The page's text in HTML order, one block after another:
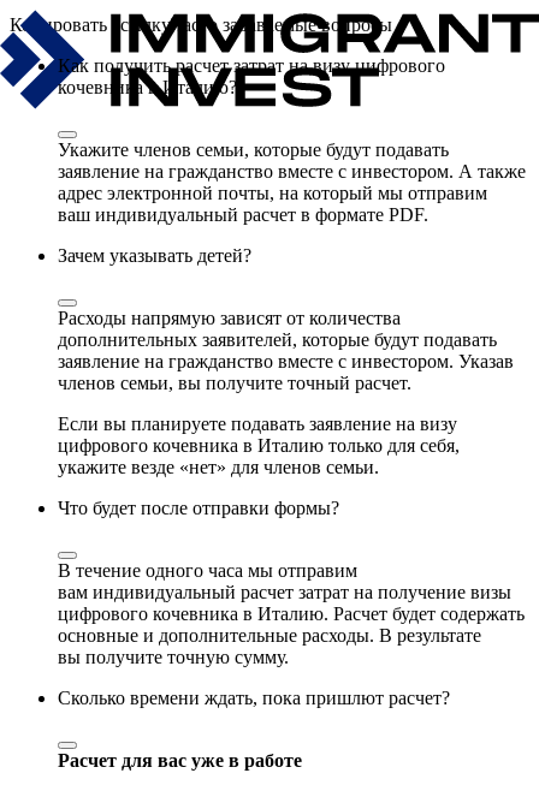
Часто задаваемые вопросы
Как получить расчет затрат на визу цифрового
кочевника в Италию?
Укажите членов семьи, которые будут подавать
заявление на гражданство вместе с инвестором. А также
адрес электронной почты, на который мы отправим
ваш индивидуальный расчет в формате PDF.
Зачем указывать детей?
Расходы напрямую зависят от количества
дополнительных заявителей, которые будут подавать
заявление на гражданство вместе с инвестором. Указав
членов семьи, вы получите точный расчет.
Если вы планируете подавать заявление на визу
цифрового кочевника в Италию только для себя,
укажите везде «нет» для членов семьи.
Что будет после отправки формы?
В течение одного часа мы отправим
вам индивидуальный расчет затрат на получение визы
цифрового кочевника в Италию. Расчет будет содержать
основные и дополнительные расходы. В результате
вы получите точную сумму.
Сколько времени ждать, пока пришлют расчет?
Расчет для вас уже в работе